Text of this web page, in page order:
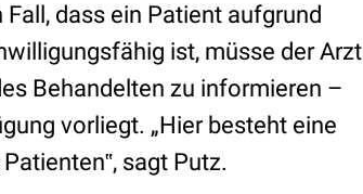
dass ein Patient aufgrund
ist, müsse der Arzt
Behandelten zu informieren –
vorliegt. „Hier besteht eine
sagt Putz.